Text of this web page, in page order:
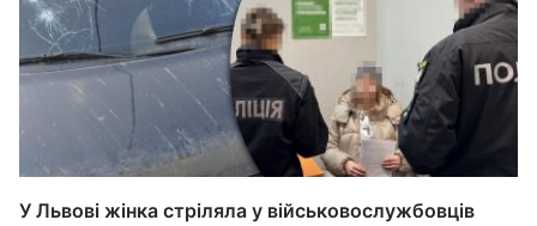
У Львові жінка стріляла у військовослужбовців